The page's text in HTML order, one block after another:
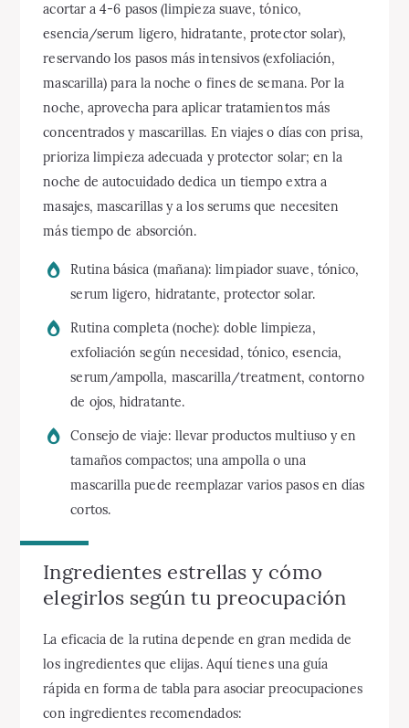
acortar a 4-6 pasos (limpieza suave, tónico,
esencia/serum ligero, hidratante, protector solar),
reservando los pasos más intensivos (exfoliación,
mascarilla) para la noche o fines de semana. Por la
noche, aprovecha para aplicar tratamientos más
concentrados y mascarillas. En viajes o días con prisa,
prioriza limpieza adecuada y protector solar; en la
noche de autocuidado dedica un tiempo extra a
masajes, mascarillas y a los serums que necesiten
más tiempo de absorción.
Rutina básica (mañana): limpiador suave, tónico,
serum ligero, hidratante, protector solar.
Rutina completa (noche): doble limpieza,
exfoliación según necesidad, tónico, esencia,
serum/ampolla, mascarilla/treatment, contorno
de ojos, hidratante.
Consejo de viaje: llevar productos multiuso y en
tamaños compactos; una ampolla o una
mascarilla puede reemplazar varios pasos en días
cortos.
Ingredientes estrellas y cómo
elegirlos según tu preocupación
La eficacia de la rutina depende en gran medida de
los ingredientes que elijas. Aquí tienes una guía
rápida en forma de tabla para asociar preocupaciones
con ingredientes recomendados: